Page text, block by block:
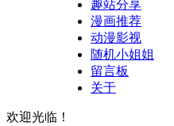
趣站分享
漫画推荐
动漫影视
随机小姐姐
留言板
关于
欢迎光临！